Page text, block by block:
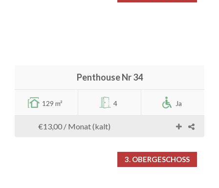
Penthouse Nr 34
129 m² 4 Ja
€13,00 / Monat (kalt)
3. OBERGESCHOSS